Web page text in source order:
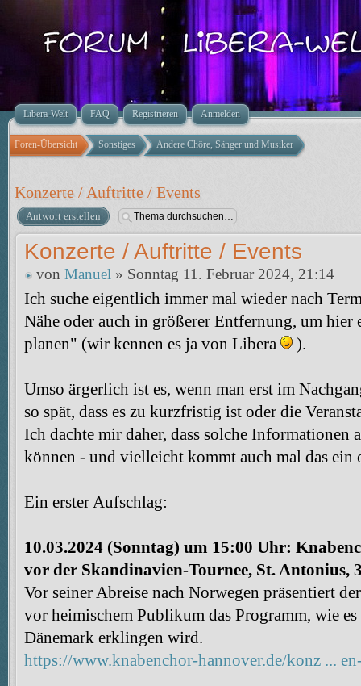
Libera-Welt FAQ Registrieren Anmelden
Foren-Übersicht Sonstiges Andere Chöre, Sänger und Musiker
Konzerte / Auftritte / Events
Antwort erstellen
Konzerte / Auftritte / Events
von Manuel » Sonntag 11. Februar 2024, 21:14
Ich suche eigentlich immer mal wieder nach
Nähe oder auch in größerer Entfernung, um
planen" (wir kennen es ja von Libera
).
Umso ärgerlich ist es, wenn man erst im
so spät, dass es zu kurzfristig ist oder die
Ich dachte mir daher, dass solche Informationen
können - und vielleicht kommt auch mal das ein
Ein erster Aufschlag:
10.03.2024 (Sonntag) um 15:00 Uhr:
vor der Skandinavien-Tournee, St. Antonius,
Vor seiner Abreise nach Norwegen präsentiert
vor heimischem Publikum das Programm, wie
Dänemark erklingen wird.
https://www.knabenchor-hannover.de/konz ...